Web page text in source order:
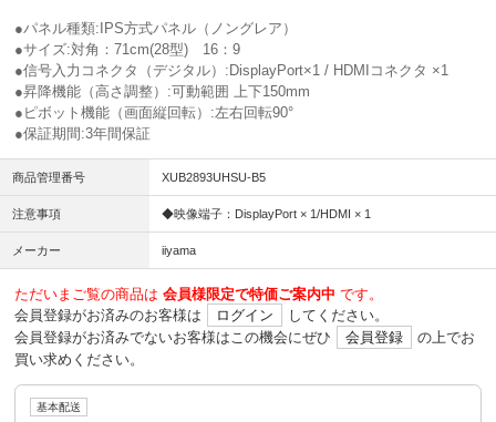
●パネル種類:IPS方式パネル（ノングレア）
●サイズ:対角：71cm(28型) 16：9
●信号入力コネクタ（デジタル）:DisplayPort×1 / HDMIコネクタ ×1
●昇降機能（高さ調整）:可動範囲 上下150mm
●ピボット機能（画面縦回転）:左右回転90°
●保証期間:3年間保証
商品管理番号 XUB2893UHSU-B5
注意事項 ◆映像端子：DisplayPort × 1/HDMI × 1
メーカー iiyama
ただいまご覧の商品は 会員様限定で特価ご案内中 です。
会員登録がお済みのお客様は
ログイン
してください。
会員登録がお済みでないお客様はこの機会にぜひ
会員登録
の上でお
買い求めください。
基本配送